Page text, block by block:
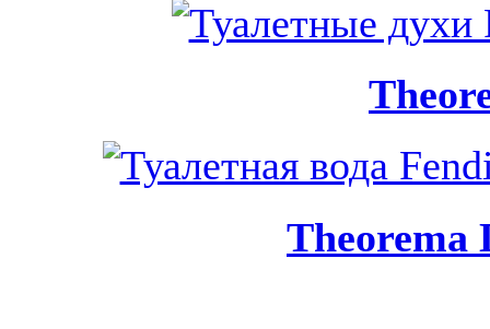
Theorema